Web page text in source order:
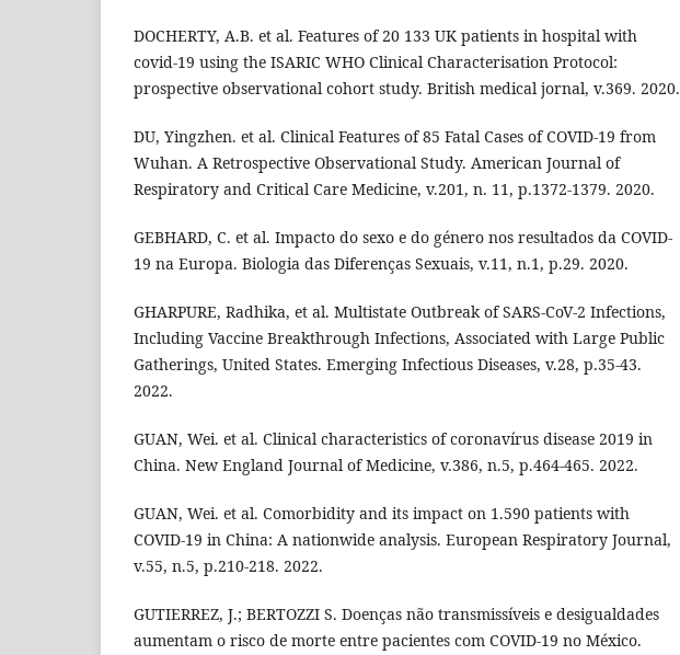
DOCHERTY, A.B. et al. Features of 20 133 UK patients in hospital with
covid-19 using the ISARIC WHO Clinical Characterisation Protocol:
prospective observational cohort study. British medical jornal, v.369. 2020.
DU, Yingzhen. et al. Clinical Features of 85 Fatal Cases of COVID-19 from
Wuhan. A Retrospective Observational Study. American Journal of
Respiratory and Critical Care Medicine, v.201, n. 11, p.1372-1379. 2020.
GEBHARD, C. et al. Impacto do sexo e do género nos resultados da COVID-
19 na Europa. Biologia das Diferenças Sexuais, v.11, n.1, p.29. 2020.
GHARPURE, Radhika, et al. Multistate Outbreak of SARS-CoV-2 Infections,
Including Vaccine Breakthrough Infections, Associated with Large Public
Gatherings, United States. Emerging Infectious Diseases, v.28, p.35-43.
2022.
GUAN, Wei. et al. Clinical characteristics of coronavírus disease 2019 in
China. New England Journal of Medicine, v.386, n.5, p.464-465. 2022.
GUAN, Wei. et al. Comorbidity and its impact on 1.590 patients with
COVID-19 in China: A nationwide analysis. European Respiratory Journal,
v.55, n.5, p.210-218. 2022.
GUTIERREZ, J.; BERTOZZI S. Doenças não transmissíveis e desigualdades
aumentam o risco de morte entre pacientes com COVID-19 no México.